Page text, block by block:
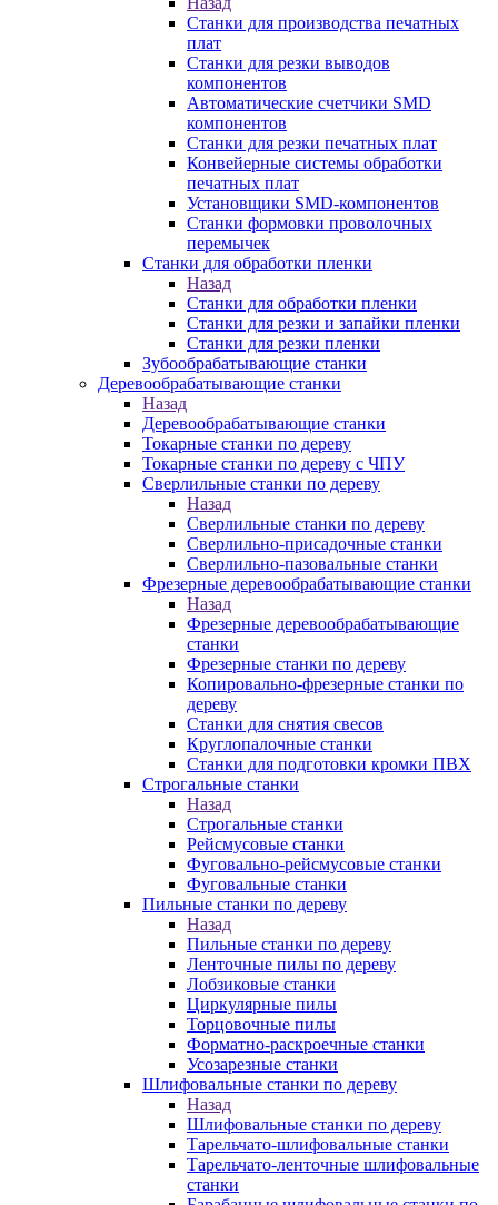
Станки для производства печатных
плат
Станки для резки выводов
компонентов
Автоматические счетчики SMD
компонентов
Станки для резки печатных плат
Конвейерные системы обработки
печатных плат
Установщики SMD-компонентов
Станки формовки проволочных
перемычек
Станки для обработки пленки
Назад
Станки для обработки пленки
Станки для резки и запайки пленки
Станки для резки пленки
Зубообрабатывающие станки
Деревообрабатывающие станки
Назад
Деревообрабатывающие станки
Токарные станки по дереву
Токарные станки по дереву с ЧПУ
Сверлильные станки по дереву
Назад
Сверлильные станки по дереву
Сверлильно-присадочные станки
Сверлильно-пазовальные станки
Фрезерные деревообрабатывающие станки
Назад
Фрезерные деревообрабатывающие
станки
Фрезерные станки по дереву
Копировально-фрезерные станки по
дереву
Станки для снятия свесов
Круглопалочные станки
Станки для подготовки кромки ПВХ
Строгальные станки
Назад
Строгальные станки
Рейсмусовые станки
Фуговально-рейсмусовые станки
Фуговальные станки
Пильные станки по дереву
Назад
Пильные станки по дереву
Ленточные пилы по дереву
Лобзиковые станки
Циркулярные пилы
Торцовочные пилы
Форматно-раскроечные станки
Усозарезные станки
Шлифовальные станки по дереву
Назад
Шлифовальные станки по дереву
Тарельчато-шлифовальные станки
Тарельчато-ленточные шлифовальные
станки